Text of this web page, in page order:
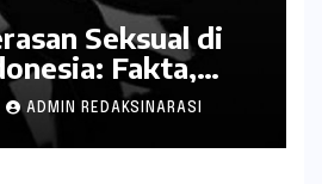
Seksual di
Fakta,
dan Tantangan
ADMIN REDAKSINARASI